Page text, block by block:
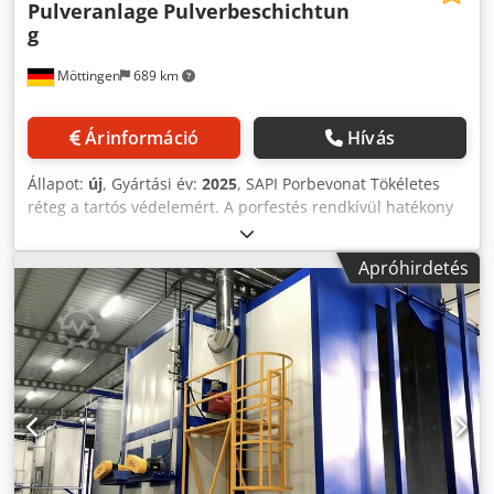
Möttingen 689 km
Pulveranlage Pulverbeschichtun
g
Árinformáció Hívás
Állapot: új, Gyártási év: 2025, SAPI Porbevonat Tökéletes
réteg a tartós védelemért. A porfestés rendkívül hatékony
és széles körben alkalmazott módszer különféle típusú
felületek védő és dekoratív bevonatának felvitelére. Ez egy
száraz befejező eljárás, amelynek során gyantából,
pigmentekből és adalékanyagokból álló finom port visznek
fel az aljzatra. A por elektrosztatikusan feltöltött, így
egyenletesen tapad a felülethez és egységes bevonatot
képez. Az optimális tapadás és tartósság elérése
érdekében a felületet először alaposan meg kell tisztítani
és előkészíteni. Az olajokat, szennyeződéseket és egyéb
szennyeződéseket eltávolítják a tiszta felület biztosítása
érdekében. Ez kulcsfontosságú ahhoz, hogy a por
hatékonyan tapadjon az aljzathoz, hogy erős és tartós
Apróhirdetés